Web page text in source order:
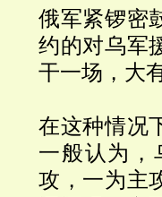
俄军紧锣密
约的对乌军
干一场，大
在这种情况
一般认为，
攻，一为主